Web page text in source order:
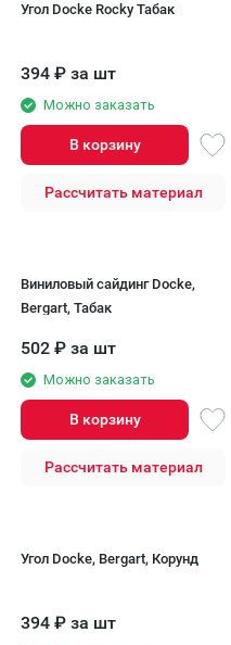
Угол Docke Rocky Табак
394 ₽ за шт
Можно заказать
В корзину
Рассчитать материал
Виниловый сайдинг Docke,
Bergart, Табак
502 ₽ за шт
Можно заказать
В корзину
Рассчитать материал
Угол Docke, Bergart, Корунд
394 ₽ за шт